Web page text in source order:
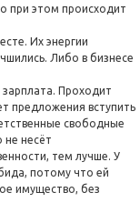
при этом происходит
Их энергии
Либо в бизнесе
Проходит
предложения вступить
свободные
несёт
тем лучше. У
потому что ей
имущество, без